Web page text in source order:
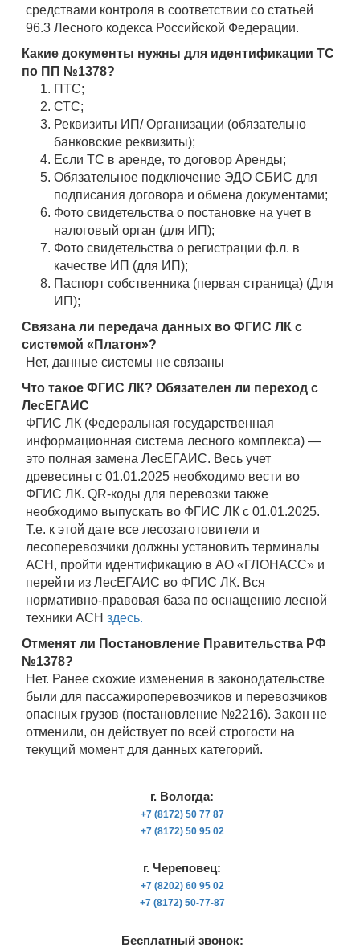
средствами контроля в соответствии со статьей
96.3 Лесного кодекса Российской Федерации.
Какие документы нужны для идентификации ТС
по ПП №1378?
ПТС;
СТС;
Реквизиты ИП/ Организации (обязательно
банковские реквизиты);
Если ТС в аренде, то договор Аренды;
Обязательное подключение ЭДО СБИС для
подписания договора и обмена документами;
Фото свидетельства о постановке на учет в
налоговый орган (для ИП);
Фото свидетельства о регистрации ф.л. в
качестве ИП (для ИП);
Паспорт собственника (первая страница) (Для
ИП);
Связана ли передача данных во ФГИС ЛК с
системой «Платон»?
Нет, данные системы не связаны
Что такое ФГИС ЛК? Обязателен ли переход с
ЛесЕГАИС
ФГИС ЛК (Федеральная государственная
информационная система лесного комплекса) —
это полная замена ЛесЕГАИС. Весь учет
древесины с 01.01.2025 необходимо вести во
ФГИС ЛК. QR-коды для перевозки также
необходимо выпускать во ФГИС ЛК с 01.01.2025.
Т.е. к этой дате все лесозаготовители и
лесоперевозчики должны установить терминалы
АСН, пройти идентификацию в АО «ГЛОНАСС» и
перейти из ЛесЕГАИС во ФГИС ЛК. Вся
нормативно-правовая база по оснащению лесной
техники АСН здесь.
Отменят ли Постановление Правительства РФ
№1378?
Нет. Ранее схожие изменения в законодательстве
были для пассажироперевозчиков и перевозчиков
опасных грузов (постановление №2216). Закон не
отменили, он действует по всей строгости на
текущий момент для данных категорий.
г. Вологда:
+7 (8172) 50 77 87
+7 (8172) 50 95 02
г. Череповец:
+7 (8202) 60 95 02
+7 (8172) 50-77-87
Бесплатный звонок: